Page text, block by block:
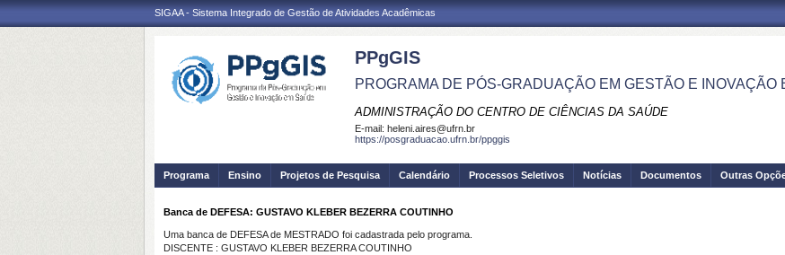
SIGAA - Sistema Integrado de Gestão de Atividades Acadêmicas
PPgGIS
PROGRAMA DE PÓS-GRADUAÇÃO EM GESTÃO E INOVAÇÃO
ADMINISTRAÇÃO DO CENTRO DE CIÊNCIAS DA SAÚDE
E-mail: heleni.aires@ufrn.br
https://posgraduacao.ufrn.br/ppggis
Programa Ensino Projetos de Pesquisa Calendário Processos Seletivos Notícias Documentos Outras
Banca de DEFESA: GUSTAVO KLEBER BEZERRA COUTINHO
Uma banca de DEFESA de MESTRADO foi cadastrada pelo programa.
DISCENTE : GUSTAVO KLEBER BEZERRA COUTINHO